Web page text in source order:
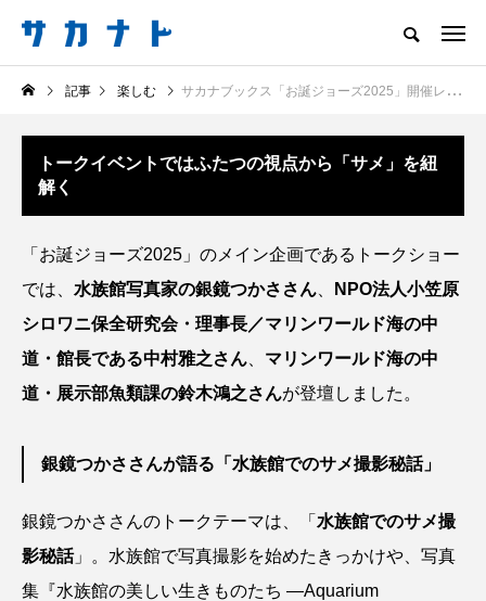
サカナをもっと好きになる
知る 食べる 楽しむ 創る
注目記事
＜ツバメウオ＞は意外
と美味しい！ “でかい
際に食べてみた
椎名まさ
と
2026.08.05
買った道具で＜魚のは
夏休みの自由研究にい
かが？
みのり
2026.06.02
記事 楽しむ サカナブックス「お誕ジョーズ2025」開催レポート！ 今年のテーマは絶滅危惧種のサメ ＜シロワニ＞？
トークイベントではふたつの視点から「サメ」を紐
解く
「お誕ジョーズ2025」のメイン企画であるトークショー
では、 水族館写真家の銀鏡つかささん
NPO法人小笠原
シロワニ保全研究会・理事長／マリンワールド海の中
道・館長である中村雅之さん
マリンワールド海の中
道・展示部魚類課の鈴木鴻之さんが登壇しました。
銀鏡つかささんが語る「水族館でのサメ撮影秘話」
銀鏡つかささんのトークテーマは、「 水族館でのサメ撮
影秘話」。水族館で写真撮影を始めたきっかけや、写真
集『水族館の美しい生きものたち ―Aquarium